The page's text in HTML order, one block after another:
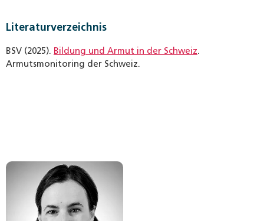
Literaturverzeichnis
BSV (2025). Bildung und Armut in der Schweiz.
Armutsmonitoring der Schweiz.